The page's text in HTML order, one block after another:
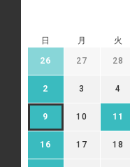
日 月 火
26 27 28
2 3 4
9 10 11
16 17 18